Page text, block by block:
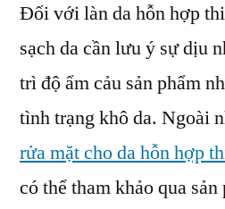
Đối với làn da hỗn hợp
sạch da cần lưu ý sự dịu
trì độ ẩm cảu sản phẩm
tình trạng khô da. Ngoài
rửa mặt cho da hỗn hợp
có thể tham khảo qua sản